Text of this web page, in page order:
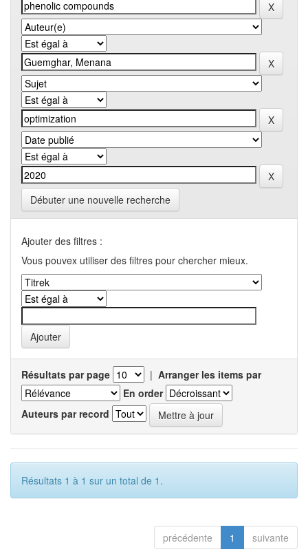
Débuter une nouvelle recherche
Ajouter des filtres :
Vous pouvex utiliser des filtres pour chercher mieux.
Résultats par page | Arranger les items par
En order
Auteurs par record
Résultats 1 à 1 sur un total de 1.
précédente 1 suivante